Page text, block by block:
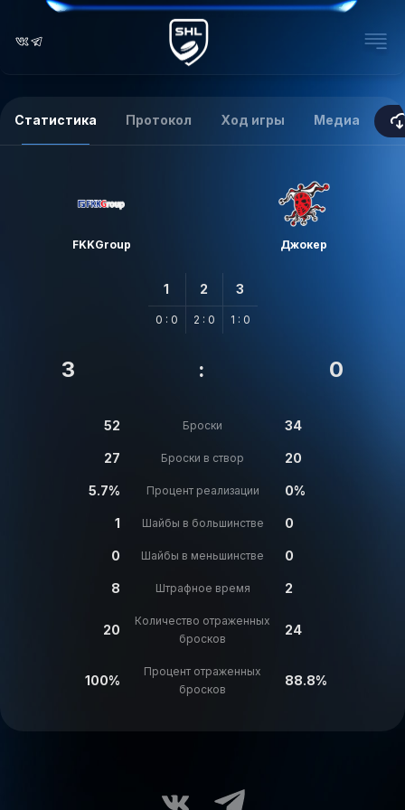
Статистика Протокол Ход игры Медиа
FKKGroup Джокер
1
0 : 0
2
2 : 0
3
1 : 0
3 : 0
52 Броски 34
27 Броски в створ 20
5.7% Процент реализации 0%
1 Шайбы в большинстве 0
0 Шайбы в меньшинстве 0
8 Штрафное время 2
20
Количество отраженных
бросков
24
100%
Процент отраженных
бросков
88.8%